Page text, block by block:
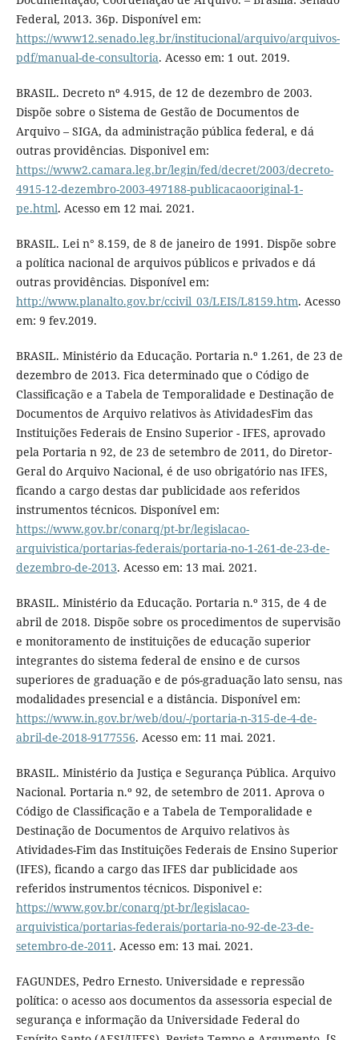
Federal, 2013. 36p. Disponível em:
https://www12.senado.leg.br/institucional/arquivo/arquivos-
pdf/manual-de-consultoria. Acesso em: 1 out. 2019.
BRASIL. Decreto nº 4.915, de 12 de dezembro de 2003.
Dispõe sobre o Sistema de Gestão de Documentos de
Arquivo – SIGA, da administração pública federal, e dá
outras providências. Disponivel em:
https://www2.camara.leg.br/legin/fed/decret/2003/decreto-
4915-12-dezembro-2003-497188-publicacaooriginal-1-
pe.html. Acesso em 12 mai. 2021.
BRASIL. Lei n° 8.159, de 8 de janeiro de 1991. Dispõe sobre
a política nacional de arquivos públicos e privados e dá
outras providências. Disponível em:
http://www.planalto.gov.br/ccivil_03/LEIS/L8159.htm. Acesso
em: 9 fev.2019.
BRASIL. Ministério da Educação. Portaria n.º 1.261, de 23 de
dezembro de 2013. Fica determinado que o Código de
Classificação e a Tabela de Temporalidade e Destinação de
Documentos de Arquivo relativos às AtividadesFim das
Instituições Federais de Ensino Superior - IFES, aprovado
pela Portaria n 92, de 23 de setembro de 2011, do Diretor-
Geral do Arquivo Nacional, é de uso obrigatório nas IFES,
ficando a cargo destas dar publicidade aos referidos
instrumentos técnicos. Disponível em:
https://www.gov.br/conarq/pt-br/legislacao-
arquivistica/portarias-federais/portaria-no-1-261-de-23-de-
dezembro-de-2013. Acesso em: 13 mai. 2021.
BRASIL. Ministério da Educação. Portaria n.º 315, de 4 de
abril de 2018. Dispõe sobre os procedimentos de supervisão
e monitoramento de instituições de educação superior
integrantes do sistema federal de ensino e de cursos
superiores de graduação e de pós-graduação lato sensu, nas
modalidades presencial e a distância. Disponível em:
https://www.in.gov.br/web/dou/-/portaria-n-315-de-4-de-
abril-de-2018-9177556. Acesso em: 11 mai. 2021.
BRASIL. Ministério da Justiça e Segurança Pública. Arquivo
Nacional. Portaria n.º 92, de setembro de 2011. Aprova o
Código de Classificação e a Tabela de Temporalidade e
Destinação de Documentos de Arquivo relativos às
Atividades-Fim das Instituições Federais de Ensino Superior
(IFES), ficando a cargo das IFES dar publicidade aos
referidos instrumentos técnicos. Disponivel e:
https://www.gov.br/conarq/pt-br/legislacao-
arquivistica/portarias-federais/portaria-no-92-de-23-de-
setembro-de-2011. Acesso em: 13 mai. 2021.
FAGUNDES, Pedro Ernesto. Universidade e repressão
política: o acesso aos documentos da assessoria especial de
segurança e informação da Universidade Federal do